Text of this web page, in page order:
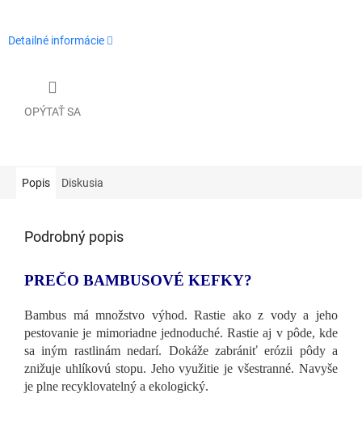
Detailné informácie
OPÝTAŤ SA
Popis Diskusia
Podrobný popis
PREČO BAMBUSOVÉ KEFKY?
Bambus má množstvo výhod. Rastie ako z vody a jeho
pestovanie je mimoriadne jednoduché. Rastie aj v pôde, kde
sa iným rastlinám nedarí. Dokáže zabrániť erózii pôdy a
znižuje uhlíkovú stopu. Jeho využitie je všestranné. Navyše
je plne recyklovatelný a ekologický.